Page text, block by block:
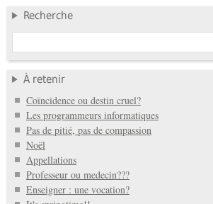
Recherche
À retenir
Coïncidence ou destin cruel?
Les programmeurs informatiques
Pas de pitié, pas de compassion
Noël
Appellations
Professeur ou medecin???
Enseigner : une vocation?